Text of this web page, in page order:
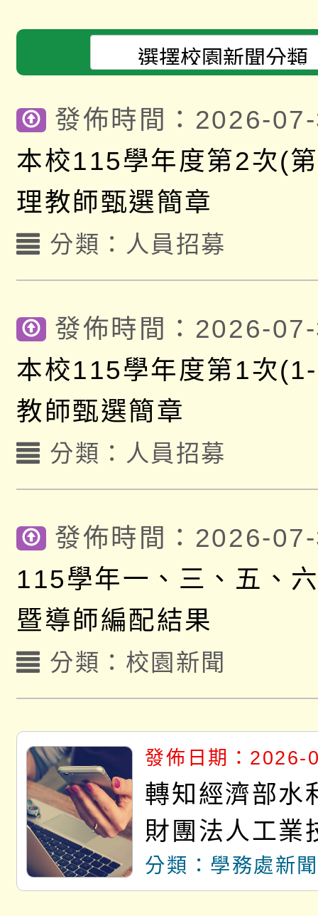
發佈時間：2026-
本校115學年度第2次(
理教師甄選簡章
分類： 人員招募
發佈時間：2026-
本校115學年度第1次
教師甄選簡章
分類： 人員招募
發佈時間：2026-
115學年一、三、五、
暨導師編配結果
分類： 校園新聞
發佈日期：2026-
轉知經濟部水
財團法人工業
院辦理「115
分類：學務處新聞